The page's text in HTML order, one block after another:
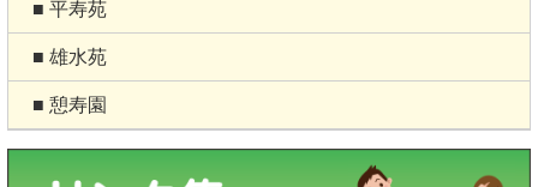
■ 平寿苑
■ 雄水苑
■ 憩寿園